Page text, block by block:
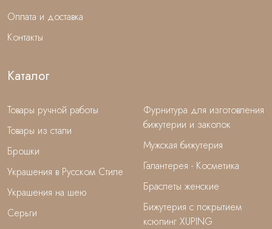
Оплата и доставка
Контакты
Каталог
Товары ручной работы
Товары из стали
Брошки
Украшения в Русском Стиле
Украшения на шею
Серьги
Фурнитура для изготовления
бижутерии и заколок
Мужская бижутерия
Галантерея - Косметика
Браслеты женские
Бижутерия с покрытием
ксюпинг XUPING